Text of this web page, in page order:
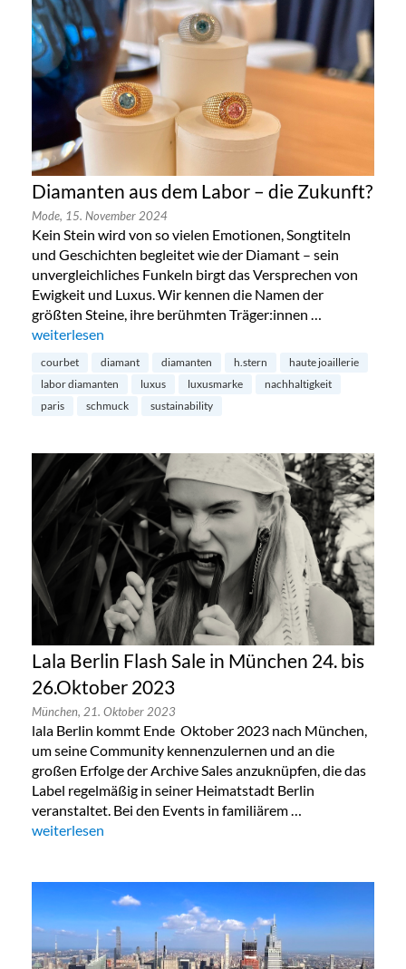
Diamanten aus dem Labor – die Zukunft?
Mode, 15. November 2024
Kein Stein wird von so vielen Emotionen, Songtiteln
und Geschichten begleitet wie der Diamant – sein
unvergleichliches Funkeln birgt das Versprechen von
Ewigkeit und Luxus. Wir kennen die Namen der
größten Steine, ihre berühmten Träger:innen …
„Diamanten aus dem Labor – die Zukunft?“
weiterlesen
courbet diamant diamanten h.stern
haute joaillerie
labor diamanten
luxus luxusmarke
nachhaltigkeit
paris
schmuck sustainability
Lala Berlin Flash Sale in München 24. bis
26.Oktober 2023
München, 21. Oktober 2023
lala Berlin kommt Ende Oktober 2023 nach München,
um seine Community kennenzulernen und an die
großen Erfolge der Archive Sales anzuknüpfen, die das
Label regelmäßig in seiner Heimatstadt Berlin
veranstaltet. Bei den Events in familiärem …
„Lala Berlin Flash Sale in München 24. bis 26.Oktober 2023“
weiterlesen